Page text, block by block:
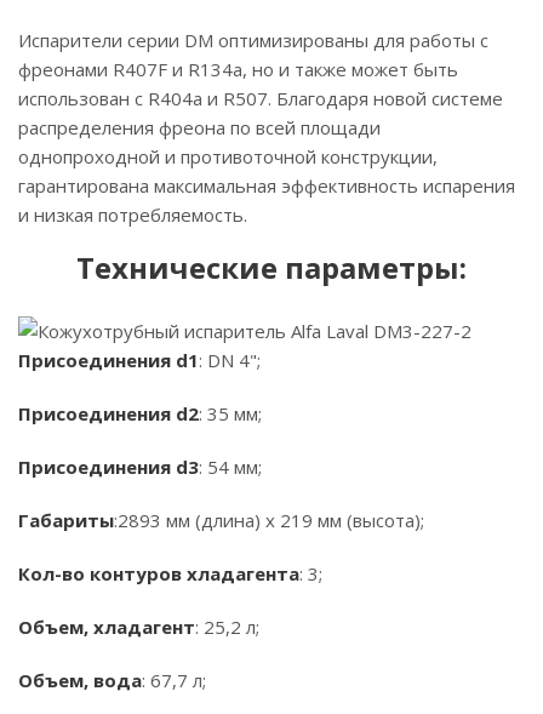
Испарители серии DM оптимизированы для работы с
фреонами R407F и R134a, но и также может быть
использован с R404a и R507. Благодаря новой системе
распределения фреона по всей площади
однопроходной и противоточной конструкции,
гарантирована максимальная эффективность испарения
и низкая потребляемость.
Технические параметры:
Присоединения d1: DN 4";
Присоединения d2: 35 мм;
Присоединения d3: 54 мм;
Габариты:2893 мм (длина) х 219 мм (высота);
Кол-во контуров хладагента: 3;
Объем, хладагент: 25,2 л;
Объем, вода: 67,7 л;